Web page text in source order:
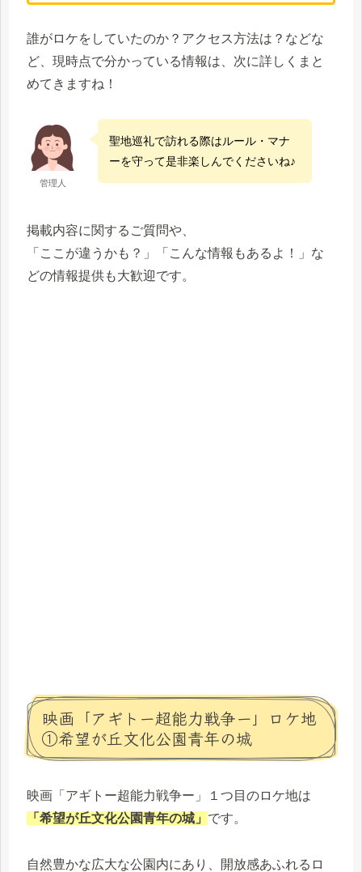
誰がロケをしていたのか？アクセス方法は？などな
ど、現時点で分かっている情報は、次に詳しくまと
めてきますね！
管理人
聖地巡礼で訪れる際はルール・マナ
ーを守って是非楽しんでくださいね♪
掲載内容に関するご質問や、
「ここが違うかも？」「こんな情報もあるよ！」な
どの情報提供も大歓迎です。
映画「アギトー超能力戦争ー」ロケ地
①希望が丘文化公園青年の城
映画「アギトー超能力戦争ー」１つ目のロケ地は
「希望が丘文化公園青年の城」 です。
自然豊かな広大な公園内にあり、開放感あふれるロ